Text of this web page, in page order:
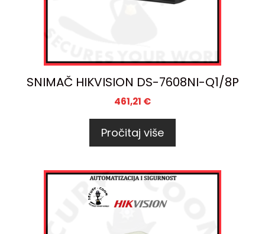
SNIMAČ HIKVISION DS-7608NI-Q1/8P
461,21 €
Pročitaj više